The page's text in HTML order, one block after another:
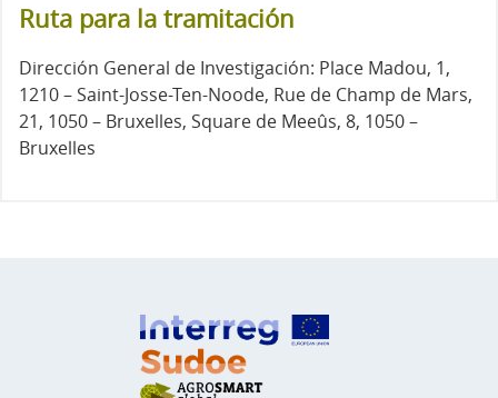
Ruta para la tramitación
Dirección General de Investigación: Place Madou, 1,
1210 – Saint-Josse-Ten-Noode, Rue de Champ de Mars,
21, 1050 – Bruxelles, Square de Meeûs, 8, 1050 –
Bruxelles